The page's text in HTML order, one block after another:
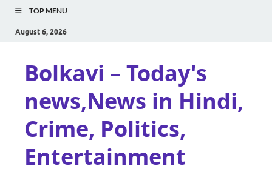
TOP MENU
August 6, 2026
Bolkavi – Today's
news,News in Hindi,
Crime, Politics,
Entertainment